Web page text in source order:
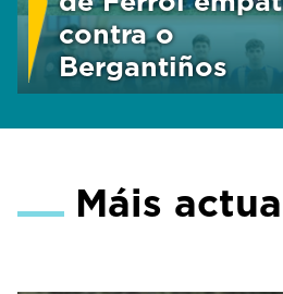
contra o
Bergantiños
Máis